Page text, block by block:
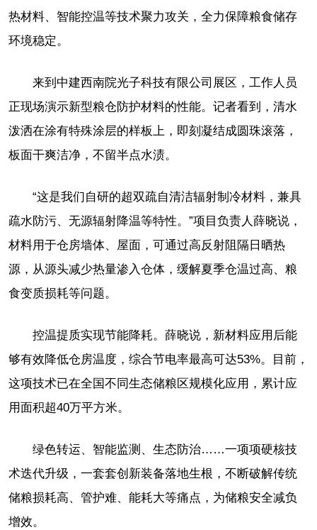
热材料、智能控温等技术聚力攻关，全力保障粮食储存
环境稳定。
来到中建西南院光子科技有限公司展区，工作人员
正现场演示新型粮仓防护材料的性能。记者看到，清水
泼洒在涂有特殊涂层的样板上，即刻凝结成圆珠滚落，
板面干爽洁净，不留半点水渍。
“这是我们自研的超双疏自清洁辐射制冷材料，兼具
疏水防污、无源辐射降温等特性。”项目负责人薛晓说，
材料用于仓房墙体、屋面，可通过高反射阻隔日晒热
源，从源头减少热量渗入仓体，缓解夏季仓温过高、粮
食变质损耗等问题。
控温提质实现节能降耗。薛晓说，新材料应用后能
够有效降低仓房温度，综合节电率最高可达53%。目前，
这项技术已在全国不同生态储粮区规模化应用，累计应
用面积超40万平方米。
绿色转运、智能监测、生态防治……一项项硬核技
术迭代升级，一套套创新装备落地生根，不断破解传统
储粮损耗高、管护难、能耗大等痛点，为储粮安全减负
增效。